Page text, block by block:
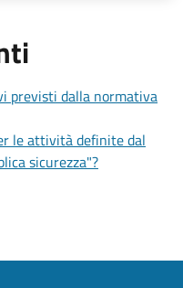
previsti dalla normativa
le attività definite dal
sicurezza"?